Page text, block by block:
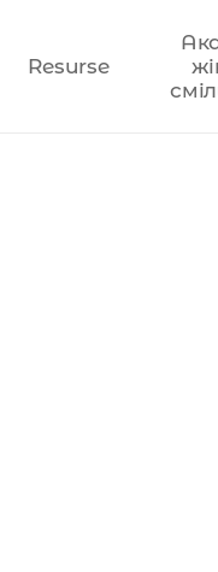
Resurse